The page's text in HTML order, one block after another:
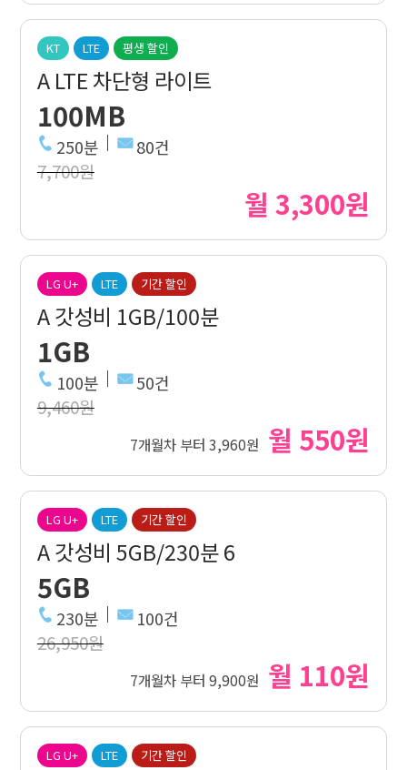
KT LTE 평생 할인
A LTE 차단형 라이트
100MB
250분 80건
7,700원
월 3,300원
LG U+ LTE 기간 할인
A 갓성비 1GB/100분
1GB
100분 50건
9,460원
7개월차 부터 3,960원 월 550원
LG U+ LTE 기간 할인
A 갓성비 5GB/230분 6
5GB
230분 100건
26,950원
7개월차 부터 9,900원 월 110원
LG U+ LTE 기간 할인